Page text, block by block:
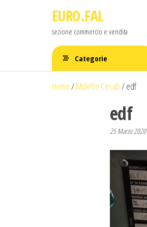
EURO.FAL
sezione commercio e vendita
Categorie
Home/Muletto Cesab/edf
edf
25 Marzo 2020